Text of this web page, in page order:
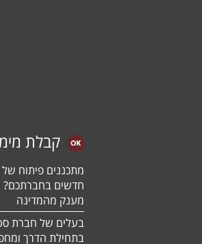
קבלת
מתכננים פיתוח של
חדשים בחברתכם?
מענק מהמדינה
בעלים של חברת
בתחילת הדרך